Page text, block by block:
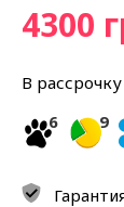
4300
В
6
9